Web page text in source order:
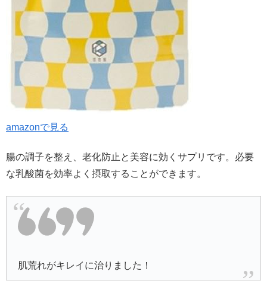
amazonで見る
腸の調子を整え、老化防止と美容に効くサプリです。必要
な乳酸菌を効率よく摂取することができます。
肌荒れがキレイに治りました！